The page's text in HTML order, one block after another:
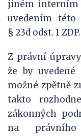
jiném interním
uvedením této
§ 23d odst. 1 ZDP.
Z právní
že by
možné zpětně
takto
zákonných
na